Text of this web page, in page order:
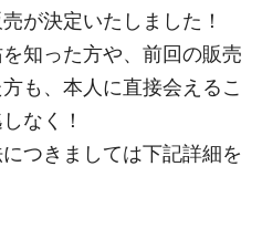
が決定いたしました！
知った方や、前回の販売
も、本人に直接会えるこ
なく！
つきましては下記詳細を